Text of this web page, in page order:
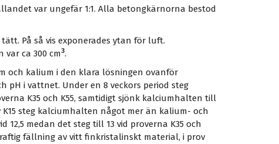
var ungefär 1:1. Alla betongkärnorna bestod
På så vis exponerades ytan för luft.
ca 300 cm3.
och kalium i den klara lösningen ovanför
pH i vattnet. Under en 8 veckors period steg
K35 och K55, samtidigt sjönk kalciumhalten till
steg kalciumhalten något mer än kalium- och
medan det steg till 13 vid proverna K35 och
fällning av vitt finkristalinskt material, i prov